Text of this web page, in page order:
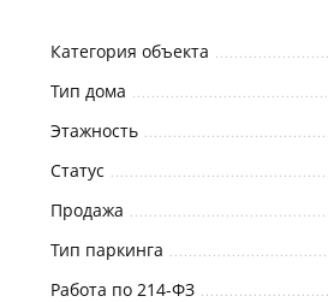
Категория объекта
Тип дома
Этажность
Статус
Продажа
Тип паркинга
Работа по 214-ФЗ